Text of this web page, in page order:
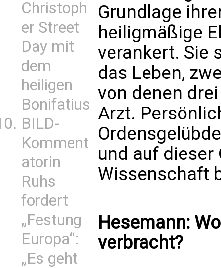
Christoph
er Street
Day mit
dem
heiligen
Bonifatius
BILD-
Komment
atorin
Ruhs
fordert
„Festung
Europa“:
„Es geht
Grundlage
heiligmäßige
verankert. Sie
das Leben,
von denen
Arzt.
und auf
Wissenschaft
Hesemann:
verbracht?